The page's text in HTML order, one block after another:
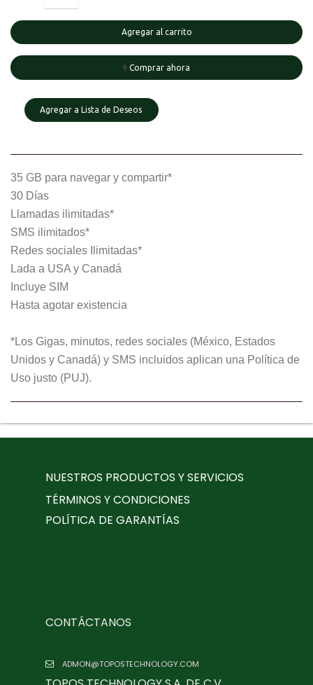
Agregar al carrito
Comprar ahora
Agregar a Lista de Deseos
35 GB para navegar y compartir*
30 Días
Llamadas ilimitadas*
SMS ilimitados*
Redes sociales Ilimitadas*
Lada a USA y Canadá
Incluye SIM
Hasta agotar existencia
*Los Gigas, minutos, redes sociales (México, Estados
Unidos y Canadá) y SMS incluidos aplican una Política de
Uso justo (PUJ).
NUESTROS PRODUCTOS Y SERVICIOS
TÉRMINOS Y CONDICIONES
POLÍTICA DE GARANTÍAS
CONTÁCTANOS
ADMON@TOPOSTECHNOLOGY.COM